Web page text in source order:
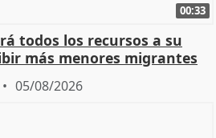
00:33
todos los recursos a su
más menores migrantes
05/08/2026